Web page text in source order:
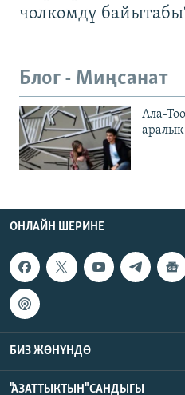
чөлкөмдү
Блог - Миңсанат
Ала-
ОНЛАЙН ШЕРИНЕ
БИЗ ЖӨНҮНДӨ
"АЗАТТЫКТЫН" САНДЫГЫ